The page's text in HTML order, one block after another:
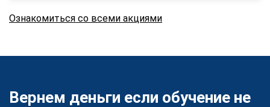
Ознакомиться со всеми акциями
Вернем деньги если обучение не